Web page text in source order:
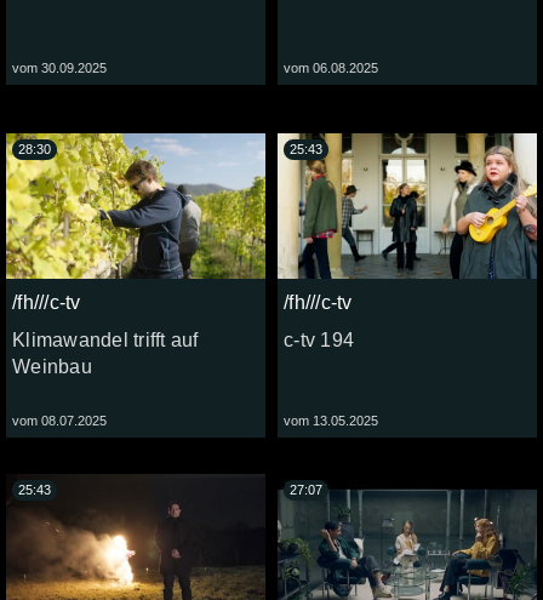
vom 30.09.2025 vom 06.08.2025
/fh///c-tv
Klimawandel trifft auf
Weinbau
vom 08.07.2025
28:30
/fh///c-tv
c-tv 194
vom 13.05.2025
25:43
25:43 27:07